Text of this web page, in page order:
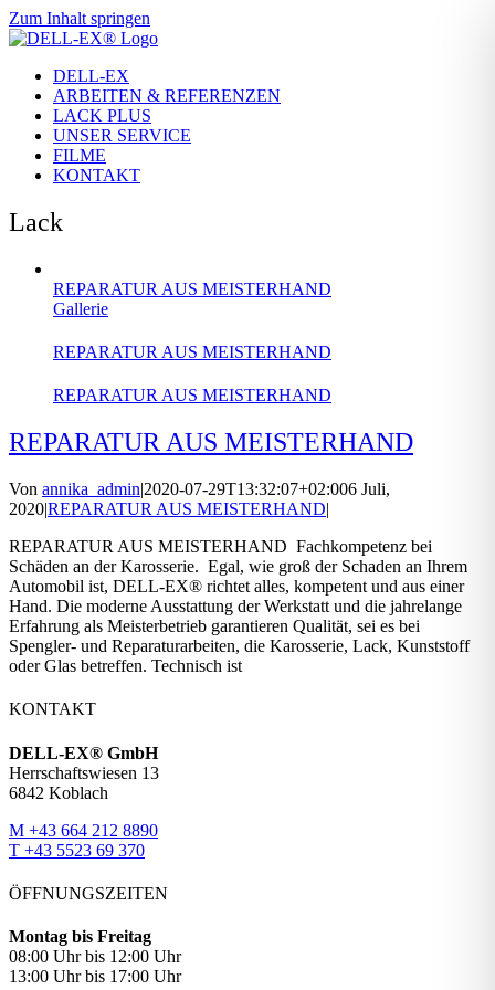
Zum Inhalt springen
DELL-EX
ARBEITEN & REFERENZEN
LACK PLUS
UNSER SERVICE
FILME
KONTAKT
Lack
REPARATUR AUS MEISTERHAND
Gallerie
REPARATUR AUS MEISTERHAND
REPARATUR AUS MEISTERHAND
REPARATUR AUS MEISTERHAND
Von annika_admin|2020-07-29T13:32:07+02:006 Juli,
2020|REPARATUR AUS MEISTERHAND|
REPARATUR AUS MEISTERHAND Fachkompetenz bei
Schäden an der Karosserie. Egal, wie groß der Schaden an Ihrem
Automobil ist, DELL-EX® richtet alles, kompetent und aus einer
Hand. Die moderne Ausstattung der Werkstatt und die jahrelange
Erfahrung als Meisterbetrieb garantieren Qualität, sei es bei
Spengler- und Reparaturarbeiten, die Karosserie, Lack, Kunststoff
oder Glas betreffen. Technisch ist
KONTAKT
DELL-EX® GmbH
Herrschaftswiesen 13
6842 Koblach
M +43 664 212 8890
T +43 5523 69 370
ÖFFNUNGSZEITEN
Montag bis Freitag
08:00 Uhr bis 12:00 Uhr
13:00 Uhr bis 17:00 Uhr